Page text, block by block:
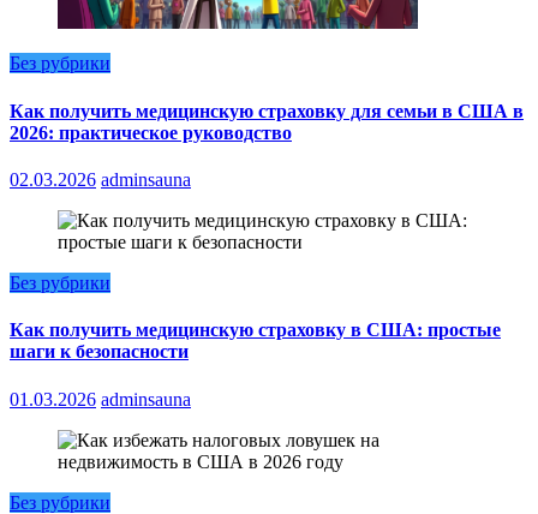
Без рубрики
Как получить медицинскую страховку для семьи в США в
2026: практическое руководство
02.03.2026 adminsauna
Без рубрики
Как получить медицинскую страховку в США: простые
шаги к безопасности
01.03.2026 adminsauna
Без рубрики